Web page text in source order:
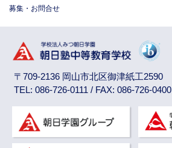
募集・お問合せ
〒709-2136 岡山市北区御津紙工2590
TEL: 086-726-0111 / FAX: 086-726-0400